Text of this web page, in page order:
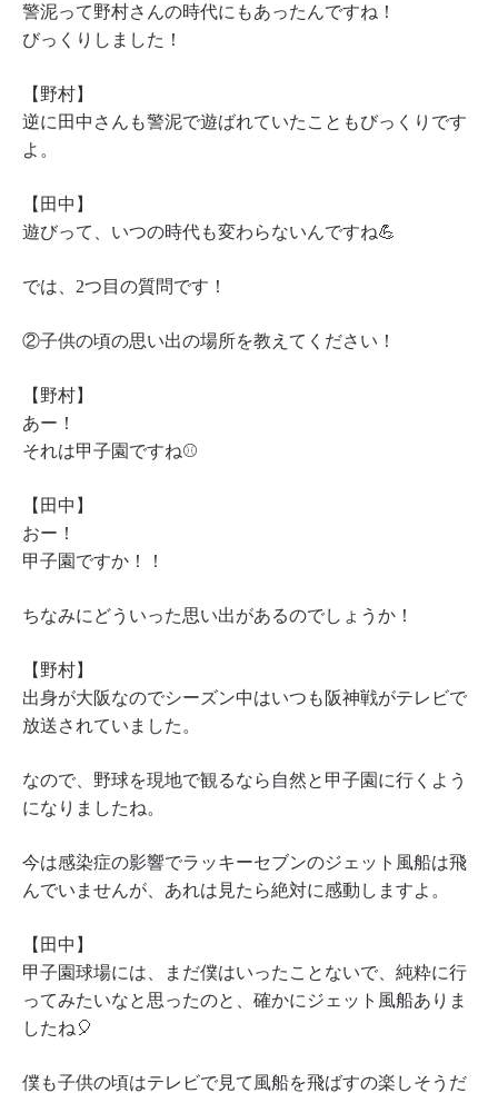
警泥って野村さんの時代にもあったんですね！
びっくりしました！
【野村】
逆に田中さんも警泥で遊ばれていたこともびっくりです
よ。
【田中】
遊びって、いつの時代も変わらないんですね💪
では、2つ目の質問です！
②子供の頃の思い出の場所を教えてください！
【野村】
あー！
それは甲子園ですね⚾️
【田中】
おー！
甲子園ですか！！
ちなみにどういった思い出があるのでしょうか！
【野村】
出身が大阪なのでシーズン中はいつも阪神戦がテレビで
放送されていました。
なので、野球を現地で観るなら自然と甲子園に行くよう
になりましたね。
今は感染症の影響でラッキーセブンのジェット風船は飛
んでいませんが、あれは見たら絶対に感動しますよ。
【田中】
甲子園球場には、まだ僕はいったことないで、純粋に行
ってみたいなと思ったのと、確かにジェット風船ありま
したね🎈
僕も子供の頃はテレビで見て風船を飛ばすの楽しそうだ